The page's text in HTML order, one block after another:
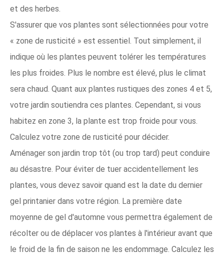
et des herbes.
S'assurer que vos plantes sont sélectionnées pour votre
« zone de rusticité » est essentiel. Tout simplement, il
indique où les plantes peuvent tolérer les températures
les plus froides. Plus le nombre est élevé, plus le climat
sera chaud. Quant aux plantes rustiques des zones 4 et 5,
votre jardin soutiendra ces plantes. Cependant, si vous
habitez en zone 3, la plante est trop froide pour vous.
Calculez votre zone de rusticité pour décider.
Aménager son jardin trop tôt (ou trop tard) peut conduire
au désastre. Pour éviter de tuer accidentellement les
plantes, vous devez savoir quand est la date du dernier
gel printanier dans votre région. La première date
moyenne de gel d'automne vous permettra également de
récolter ou de déplacer vos plantes à l'intérieur avant que
le froid de la fin de saison ne les endommage. Calculez les